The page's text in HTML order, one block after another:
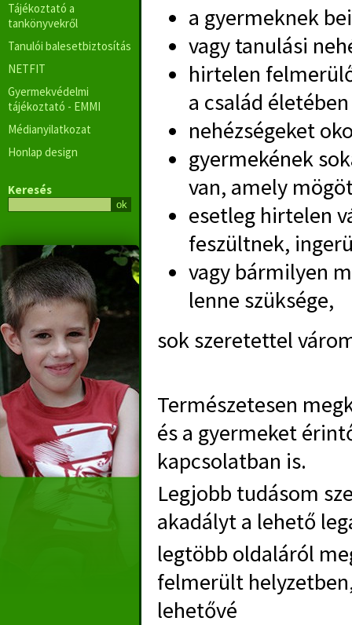
Tájékoztató a
tankönyvekről
Tanulói balesetbiztosítás
NETFIT
Gyermekvédelmi
tájékoztató - EMMI
Médianyilatkozat
Honlap design
Keresés
a gyermeknek
vagy tanulási
hirtelen
a család életében
nehézségeket
gyermekének
van, amely
esetleg hirtelen
feszültnek,
vagy bármilyen
lenne szüksége,
sok szeretettel
Természetesen
és a gyermeket
kapcsolatban is.
Legjobb tudásom
akadályt a lehető
legtöbb oldaláról
felmerült
lehetővé